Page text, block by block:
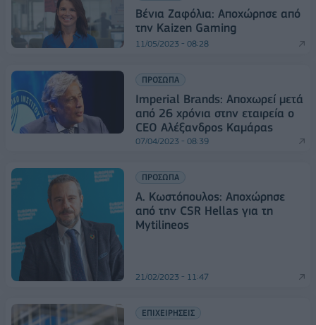
Bένια Ζαφόλια: Αποχώρησε από
την Κaizen Gaming
11/05/2023 - 08:28
ΠΡΟΣΩΠΑ
Ιmperial Brands: Αποχωρεί μετά
από 26 χρόνια στην εταιρεία ο
CEO Αλέξανδρος Καμάρας
07/04/2023 - 08:39
ΠΡΟΣΩΠΑ
Α. Κωστόπουλος: Αποχώρησε
από την CSR Hellas για τη
Mytilineos
21/02/2023 - 11:47
ΕΠΙΧΕΙΡΗΣΕΙΣ